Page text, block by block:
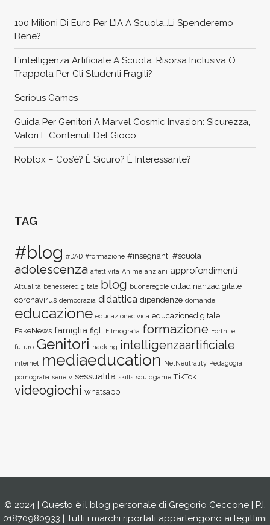
100 Milioni Di Euro Per L’IA A Scuola…li Spenderemo
Bene?
L’intelligenza Artificiale A Scuola: Risorsa Inclusiva O
Trappola Per Gli Studenti Fragili?
Serious Games
Guida Per Genitori A Marvel Cosmic Invasion: Sicurezza,
Valori E Contenuti Del Gioco
Roblox – Cos’è? È Sicuro? È Interessante?
TAG
#blog #DAD #formazione #insegnanti #scuola
adolescenza affettività Anime anziani approfondimenti
Attualità benesseredigitale blog buoneregole cittadinanzadigitale
coronavirus democrazia didattica dipendenze domande
educazione educazionecivica educazionedigitale
FakeNews famiglia figli Filmografia formazione Fortnite
futuro Genitori hacking intelligenzaartificiale
internet mediaeducation NetNeutrality Pedagogia
pornografia serietv sessualità skills squidgame TikTok
videogiochi whatsapp
© 2024 | Questo è il blog personale di Gregorio Ceccone | P.I.
01870980933 | Tutti i marchi riportati appartengono ai legittimi